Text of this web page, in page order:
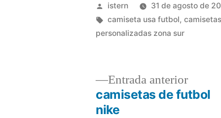
Publicado
por
istern 31 de agosto de
Etiquetas:
camiseta usa futbol,
personalizadas zona sur
Navegación
Entrada anteriorEntrada
camisetas de futbol
nike